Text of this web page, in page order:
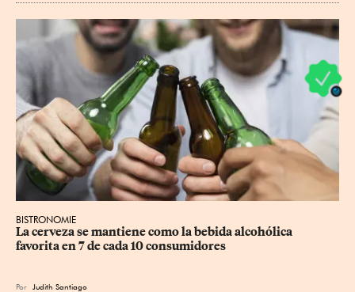
BISTRONOMIE
La cerveza se mantiene como la bebida alcohólica
favorita en 7 de cada 10 consumidores
Por Judith Santiago